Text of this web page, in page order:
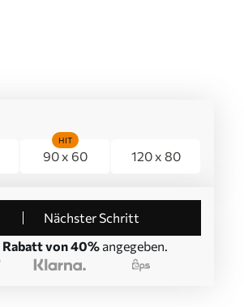
90 x 60
HIT
120 x 80
Nächster Schritt
Rabatt von 40% angegeben.